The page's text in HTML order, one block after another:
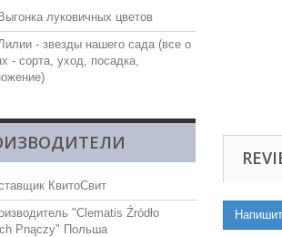
луковичных цветов
- звезды нашего сада (все о
- сорта, уход, посадка,
КвитоСвит
"Clematis Źródło
Pnączy" Польша